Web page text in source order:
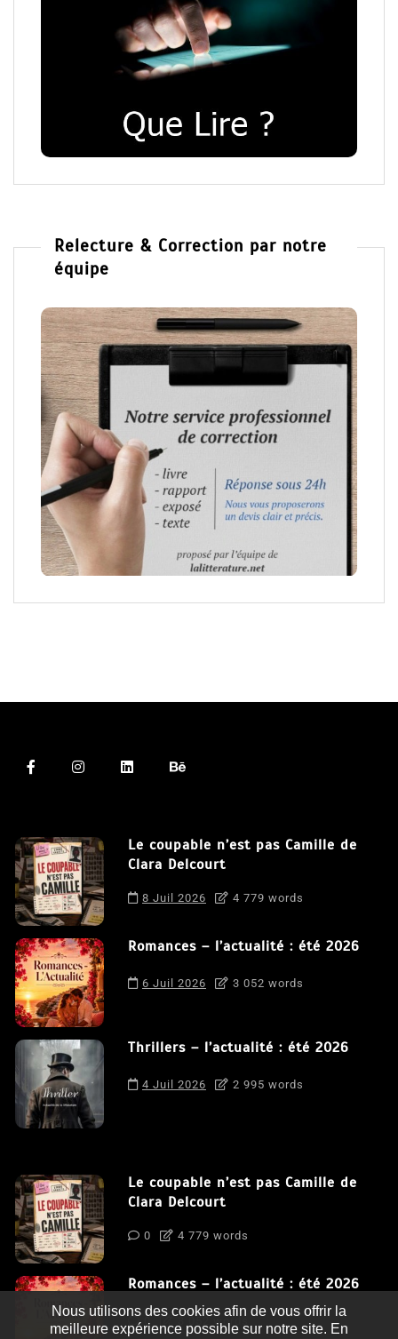
Relecture & Correction par notre
équipe
Le coupable n’est pas Camille de
Clara Delcourt
8 Juil 2026 4 779 words
Romances – l’actualité : été 2026
6 Juil 2026 3 052 words
Thrillers – l’actualité : été 2026
4 Juil 2026 2 995 words
Le coupable n’est pas Camille de
Clara Delcourt
0 4 779 words
Romances – l’actualité : été 2026
0 3 052 words
Nous utilisons des cookies afin de vous offrir la
meilleure expérience possible sur notre site. En